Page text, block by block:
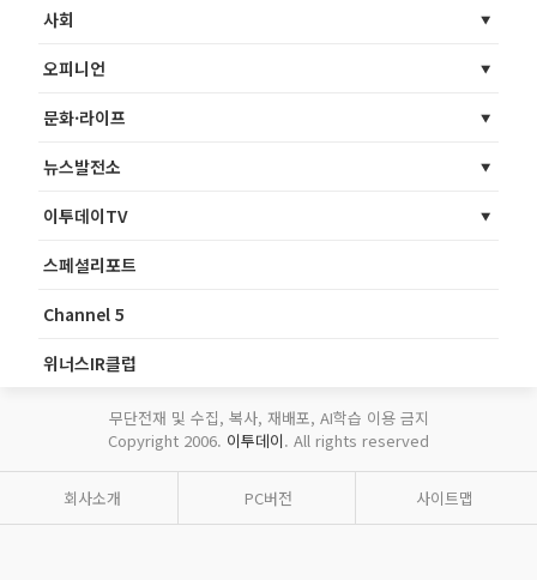
사회
오피니언
문화·라이프
뉴스발전소
이투데이TV
스페셜리포트
Channel 5
위너스IR클럽
무단전재 및 수집, 복사, 재배포, AI학습 이용 금지
Copyright 2006. 이투데이. All rights reserved
회사소개 PC버전 사이트맵